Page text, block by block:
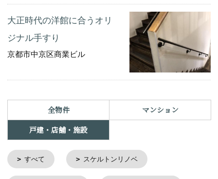
大正時代の洋館に合うオリ
ジナル手すり
京都市中京区商業ビル
全物件
マンション
戸建・店舗・施設
すべて スケルトンリノベ